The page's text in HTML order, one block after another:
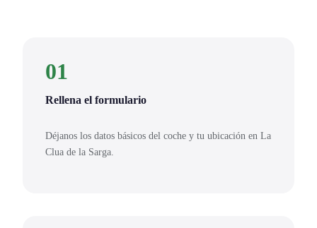
01
Rellena el formulario
Déjanos los datos básicos del coche y tu ubicación en La
Clua de la Sarga.